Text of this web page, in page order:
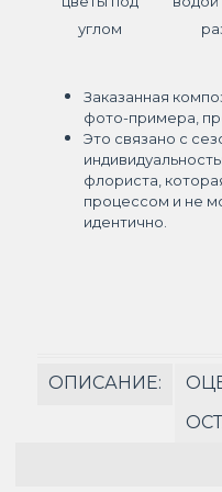
углом
Заказанная
фото-примера,
Это связано с
флориста,
процессом и не
идентично.
ОПИСАНИЕ: